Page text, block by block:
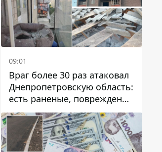
09:01
Враг более 30 раз атаковал
Днепропетровскую область:
есть раненые, повреждены
лицей, дома и предприятия